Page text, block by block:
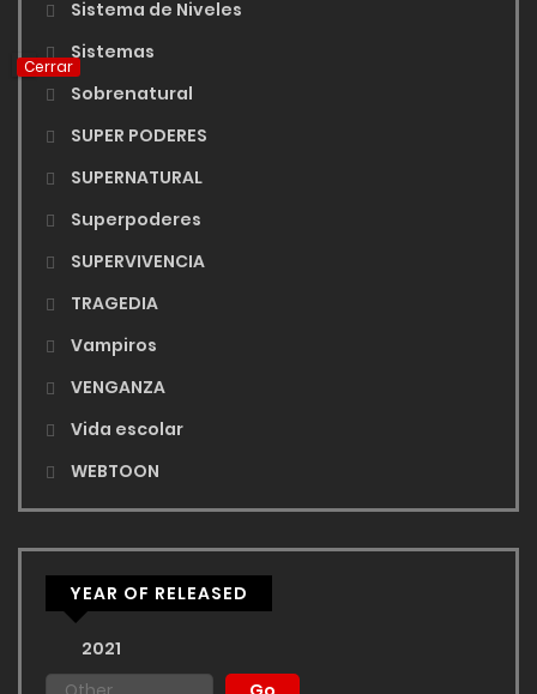
Cerrar
Sistema de Niveles
Sistemas
Sobrenatural
SUPER PODERES
SUPERNATURAL
Superpoderes
SUPERVIVENCIA
TRAGEDIA
Vampiros
VENGANZA
Vida escolar
WEBTOON
YEAR OF RELEASED
2021